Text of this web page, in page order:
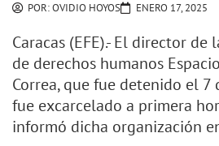
POR:OVIDIO HOYOS ENERO 17, 2025
Caracas (EFE).- El director de
de derechos humanos
Correa, que fue detenido el 7
fue excarcelado a primera
informó dicha organización